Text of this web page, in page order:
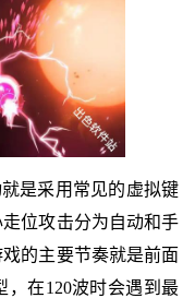
是采用常见的虚拟键
位攻击分为自动和手
的主要节奏就是前面
，在120波时会遇到最